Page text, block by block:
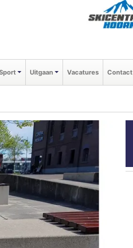
Uitgaan Vacatures Contact